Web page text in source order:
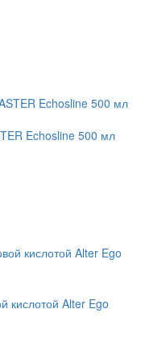
Echosline 500 мл
кислотой Alter Ego